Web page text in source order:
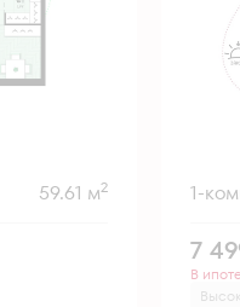
59.61 м2 1-
7
В